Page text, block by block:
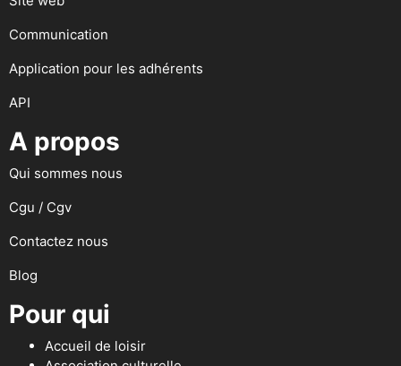
Communication
Application pour les adhérents
API
A propos
Qui sommes nous
Cgu / Cgv
Contactez nous
Blog
Pour qui
Accueil de loisir